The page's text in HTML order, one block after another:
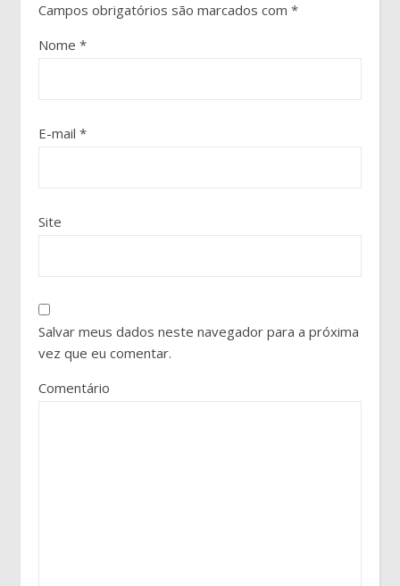
Campos obrigatórios são marcados com *
Nome *
E-mail *
Site
Salvar meus dados neste navegador para a próxima
vez que eu comentar.
Comentário